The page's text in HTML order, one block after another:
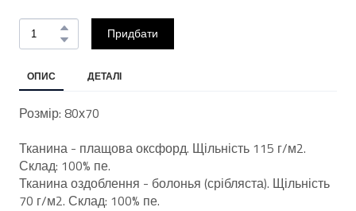
Придбати
ОПИС ДЕТАЛІ
Розмір: 80х70
Тканина - плащова оксфорд. Щільність 115 г/м2.
Склад: 100% пе.
Тканина оздоблення - болонья (срібляста). Щільність
70 г/м2. Склад: 100% пе.